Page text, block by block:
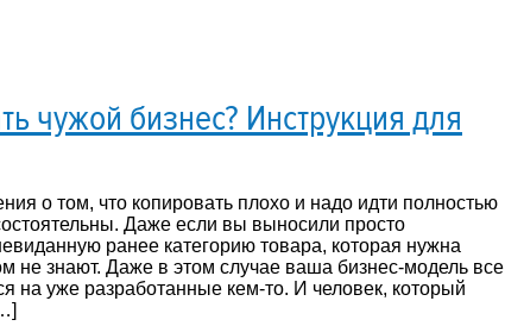
чужой бизнес? Инструкция для
о том, что копировать плохо и надо идти полностью
Даже если вы выносили просто
ранее категорию товара, которая нужна
не знают. Даже в этом случае ваша бизнес-модель все
на уже разработанные кем-то. И человек, который